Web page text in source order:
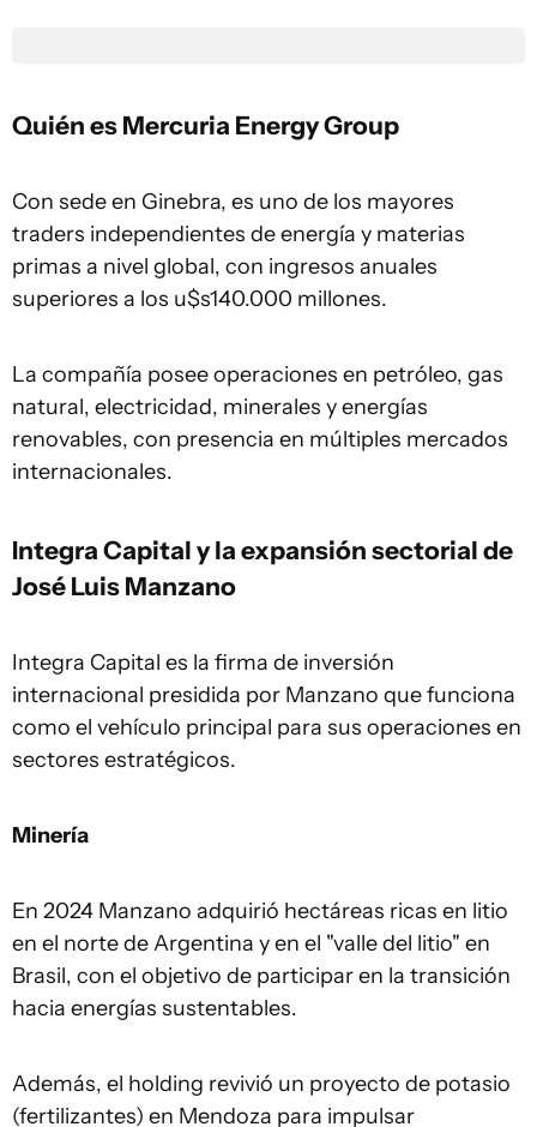
Quién es Mercuria Energy Group
Con sede en Ginebra, es uno de los mayores
traders independientes de energía y materias
primas a nivel global, con ingresos anuales
superiores a los u$s140.000 millones.
La compañía posee operaciones en petróleo, gas
natural, electricidad, minerales y energías
renovables, con presencia en múltiples mercados
internacionales.
Integra Capital y la expansión sectorial de
José Luis Manzano
Integra Capital es la firma de inversión
internacional presidida por Manzano que funciona
como el vehículo principal para sus operaciones en
sectores estratégicos.
Minería
En 2024 Manzano adquirió hectáreas ricas en litio
en el norte de Argentina y en el "valle del litio" en
Brasil, con el objetivo de participar en la transición
hacia energías sustentables.
Además, el holding revivió un proyecto de potasio
(fertilizantes) en Mendoza para impulsar